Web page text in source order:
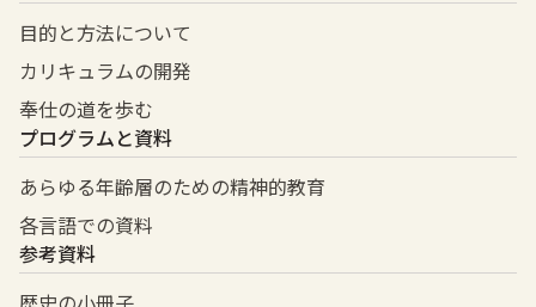
目的と方法について
カリキュラムの開発
奉仕の道を歩む
プログラムと資料
あらゆる年齢層のための精神的教育
各言語での資料
参考資料